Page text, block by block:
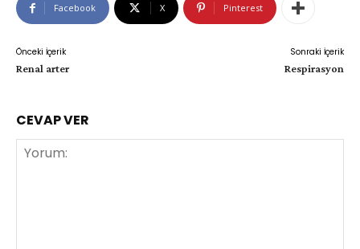
Facebook X Pinterest
Önceki İçerik
Renal arter
Sonraki İçerik
Respirasyon
CEVAP VER